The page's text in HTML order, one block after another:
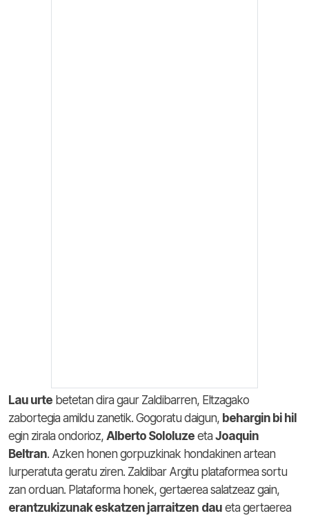
Lau urte betetan dira gaur Zaldibarren, Eltzagako
zabortegia amildu zanetik. Gogoratu daigun, behargin bi hil
egin zirala ondorioz, Alberto Sololuze eta Joaquin
Beltran. Azken honen gorpuzkinak hondakinen artean
lurperatuta geratu ziren. Zaldibar Argitu plataformea sortu
zan orduan. Plataforma honek, gertaerea salatzeaz gain,
erantzukizunak eskatzen jarraitzen dau eta gertaerea